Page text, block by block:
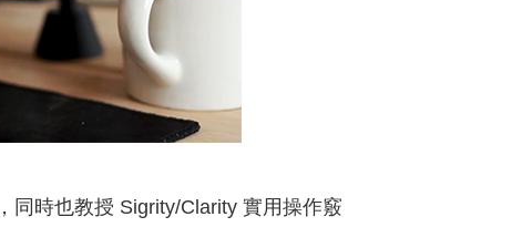
同時也教授 Sigrity/Clarity 實用操作竅